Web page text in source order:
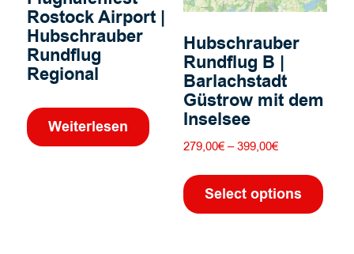
gewählt
Rostock Airport |
Hubschrauber
Rundflug
Regional
Weiterlesen
Hubschrauber
Rundflug B |
Barlachstadt
Güstrow mit dem
Inselsee
279,00€ –399,00€Preisspanne:
bis
399,00€
Select options
weist